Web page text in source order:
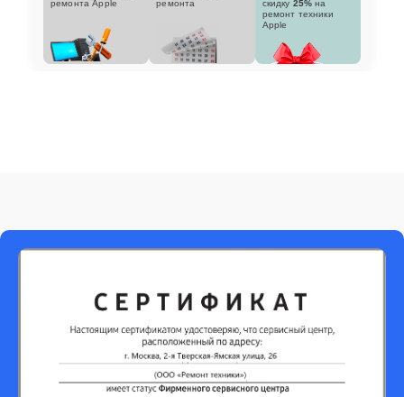
ремонта Apple
ремонта
скидку 25% на
ремонт техники
Apple